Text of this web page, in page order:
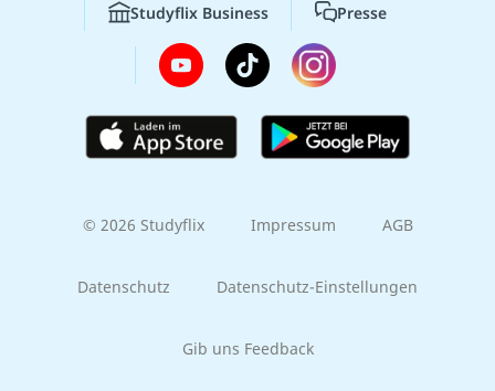
Studyflix Business Presse
© 2026 Studyflix Impressum AGB
Datenschutz Datenschutz-Einstellungen
Gib uns Feedback